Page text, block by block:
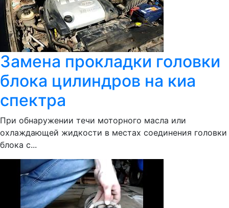
Замена прокладки головки
блока цилиндров на киа
спектра
При обнаружении течи моторного масла или
охлаждающей жидкости в местах соединения головки
блока с...